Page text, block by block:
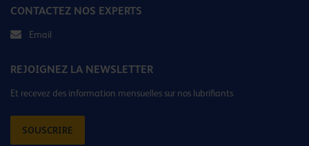
CONTACTEZ NOS EXPERTS
Email
REJOIGNEZ LA NEWSLETTER
Et recevez des information mensuelles sur nos lubrifiants
SOUSCRIRE